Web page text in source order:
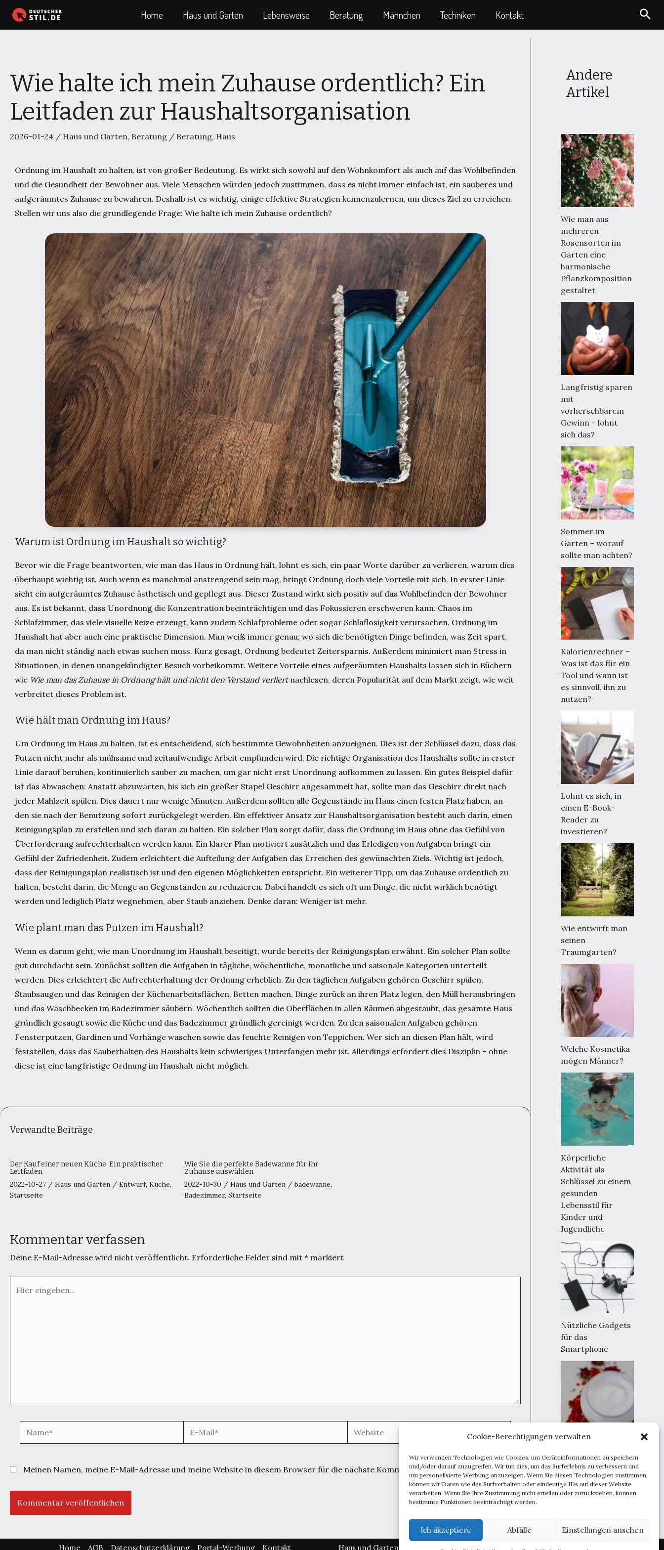
Cookie-Berechtigungen verwalten
Wir verwenden Technologien wie Cookies, um Geräteinformationen zu speichern
und/oder darauf zuzugreifen. Wir tun dies, um das Surferlebnis zu verbessern und
um personalisierte Werbung anzuzeigen. Wenn Sie diesen Technologien zustimmen,
können wir Daten wie das Surfverhalten oder eindeutige IDs auf dieser Website
verarbeiten. Wenn Sie Ihre Zustimmung nicht erteilen oder zurückziehen, können
bestimmte Funktionen beeinträchtigt werden.
Ich akzeptiere Abfälle Einstellungen ansehen
Zum
Inhalt
Home Haus und Garten Lebensweise Beratung Männchen Techniken Kontakt
Wie halte ich mein Zuhause ordentlich? Ein
Leitfaden zur Haushaltsorganisation
2026-01-24 / Haus und Garten, Beratung / Beratung, Haus
Ordnung im Haushalt zu halten, ist von großer Bedeutung. Es wirkt sich sowohl auf den Wohnkomfort als auch auf das Wohlbefinden
und die Gesundheit der Bewohner aus. Viele Menschen würden jedoch zustimmen, dass es nicht immer einfach ist, ein sauberes und
aufgeräumtes Zuhause zu bewahren. Deshalb ist es wichtig, einige effektive Strategien kennenzulernen, um dieses Ziel zu erreichen.
Stellen wir uns also die grundlegende Frage: Wie halte ich mein Zuhause ordentlich?
Warum ist Ordnung im Haushalt so wichtig?
Bevor wir die Frage beantworten, wie man das Haus in Ordnung hält, lohnt es sich, ein paar Worte darüber zu verlieren, warum dies
überhaupt wichtig ist. Auch wenn es manchmal anstrengend sein mag, bringt Ordnung doch viele Vorteile mit sich. In erster Linie
sieht ein aufgeräumtes Zuhause ästhetisch und gepflegt aus. Dieser Zustand wirkt sich positiv auf das Wohlbefinden der Bewohner
aus. Es ist bekannt, dass Unordnung die Konzentration beeinträchtigen und das Fokussieren erschweren kann. Chaos im
Schlafzimmer, das viele visuelle Reize erzeugt, kann zudem Schlafprobleme oder sogar Schlaflosigkeit verursachen. Ordnung im
Haushalt hat aber auch eine praktische Dimension. Man weiß immer genau, wo sich die benötigten Dinge befinden, was Zeit spart,
da man nicht ständig nach etwas suchen muss. Kurz gesagt, Ordnung bedeutet Zeitersparnis. Außerdem minimiert man Stress in
Situationen, in denen unangekündigter Besuch vorbeikommt. Weitere Vorteile eines aufgeräumten Haushalts lassen sich in Büchern
wie Wie man das Zuhause in Ordnung hält und nicht den Verstand verliertnachlesen, deren Popularität auf dem Markt zeigt, wie weit
verbreitet dieses Problem ist.
Wie hält man Ordnung im Haus?
Um Ordnung im Haus zu halten, ist es entscheidend, sich bestimmte Gewohnheiten anzueignen. Dies ist der Schlüssel dazu, dass das
Putzen nicht mehr als mühsame und zeitaufwendige Arbeit empfunden wird. Die richtige Organisation des Haushalts sollte in erster
Linie darauf beruhen, kontinuierlich sauber zu machen, um gar nicht erst Unordnung aufkommen zu lassen. Ein gutes Beispiel dafür
ist das Abwaschen: Anstatt abzuwarten, bis sich ein großer Stapel Geschirr angesammelt hat, sollte man das Geschirr direkt nach
jeder Mahlzeit spülen. Dies dauert nur wenige Minuten. Außerdem sollten alle Gegenstände im Haus einen festen Platz haben, an
den sie nach der Benutzung sofort zurückgelegt werden. Ein effektiver Ansatz zur Haushaltsorganisation besteht auch darin, einen
Reinigungsplan zu erstellen und sich daran zu halten. Ein solcher Plan sorgt dafür, dass die Ordnung im Haus ohne das Gefühl von
Überforderung aufrechterhalten werden kann. Ein klarer Plan motiviert zusätzlich und das Erledigen von Aufgaben bringt ein
Gefühl der Zufriedenheit. Zudem erleichtert die Aufteilung der Aufgaben das Erreichen des gewünschten Ziels. Wichtig ist jedoch,
dass der Reinigungsplan realistisch ist und den eigenen Möglichkeiten entspricht. Ein weiterer Tipp, um das Zuhause ordentlich zu
halten, besteht darin, die Menge an Gegenständen zu reduzieren. Dabei handelt es sich oft um Dinge, die nicht wirklich benötigt
werden und lediglich Platz wegnehmen, aber Staub anziehen. Denke daran: Weniger ist mehr.
Wie plant man das Putzen im Haushalt?
Wenn es darum geht, wie man Unordnung im Haushalt beseitigt, wurde bereits der Reinigungsplan erwähnt. Ein solcher Plan sollte
gut durchdacht sein. Zunächst sollten die Aufgaben in tägliche, wöchentliche, monatliche und saisonale Kategorien unterteilt
werden. Dies erleichtert die Aufrechterhaltung der Ordnung erheblich. Zu den täglichen Aufgaben gehören Geschirr spülen,
Staubsaugen und das Reinigen der Küchenarbeitsflächen, Betten machen, Dinge zurück an ihren Platz legen, den Müll herausbringen
und das Waschbecken im Badezimmer säubern. Wöchentlich sollten die Oberflächen in allen Räumen abgestaubt, das gesamte Haus
gründlich gesaugt sowie die Küche und das Badezimmer gründlich gereinigt werden. Zu den saisonalen Aufgaben gehören
Fensterputzen, Gardinen und Vorhänge waschen sowie das feuchte Reinigen von Teppichen. Wer sich an diesen Plan hält, wird
feststellen, dass das Sauberhalten des Haushalts kein schwieriges Unterfangen mehr ist. Allerdings erfordert dies Disziplin – ohne
diese ist eine langfristige Ordnung im Haushalt nicht möglich.
Verwandte Beiträge
Der Kauf einer neuen Küche: Ein praktischer
Leitfaden
2022-10-27 / Haus und Garten / Entwurf, Küche,
Startseite
Wie Sie die perfekte Badewanne für Ihr
Zuhause auswählen
2022-10-30 /Haus und Garten /badewanne,
Badezimmer,Startseite
Kommentar verfassen
Deine E-Mail-Adresse wird nicht veröffentlicht. Erforderliche Felder sind mit * markiert
eingeben…
Name*
E-
Mail*
Website
Meinen Namen, meine E-Mail-Adresse und meine Website in diesem Browser für die nächste Kommentierung speichern.
Andere
Artikel
Wie man aus
mehreren
Rosensorten im
Garten eine
harmonische
Pflanzkomposition
gestaltet
Langfristig sparen
mit
vorhersehbarem
Gewinn – lohnt
sich das?
Sommer im
Garten – worauf
sollte man achten?
Kalorienrechner –
Was ist das für ein
Tool und wann ist
es sinnvoll, ihn zu
nutzen?
Lohnt es sich, in
einen E-Book-
Reader zu
investieren?
Wie entwirft man
seinen
Traumgarten?
Welche Kosmetika
mögen Männer?
Körperliche
Aktivität als
Schlüssel zu einem
gesunden
Lebensstil für
Kinder und
Jugendliche
Nützliche Gadgets
für das
Smartphone
Haut, um jünger
auszusehen
Home AGB Datenschutzerklärung Portal-Werbung Kontakt Haus und Garten Lebensweise Beratung Inspirationen Männchen